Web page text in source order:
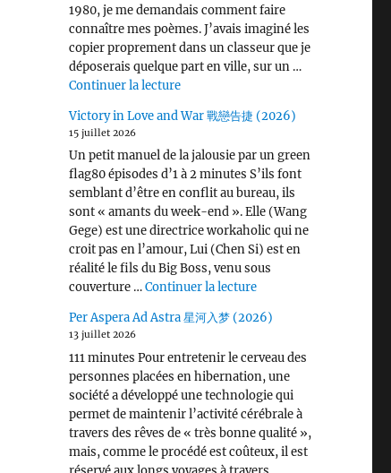
1980, je me demandais comment faire
connaître mes poèmes. J’avais imaginé les
copier proprement dans un classeur que je
déposerais quelque part en ville, sur un …
Continuer la lecturede « Wang Chu Ran 王楚然 I ♡ U »
Victory in Love and War 戰戀告捷 (2026)
15 juillet 2026
Un petit manuel de la jalousie par un green
flag80 épisodes d’1 à 2 minutes S’ils font
semblant d’être en conflit au bureau, ils
sont « amants du week-end ». Elle (Wang
Gege) est une directrice workaholic qui ne
croit pas en l’amour, Lui (Chen Si) est en
réalité le fils du Big Boss, venu sous
couverture …Continuer la lecturede « Victory in Love
Per Aspera Ad Astra 星河入梦 (2026)
13 juillet 2026
111 minutes Pour entretenir le cerveau des
personnes placées en hibernation, une
société a développé une technologie qui
permet de maintenir l’activité cérébrale à
travers des rêves de « très bonne qualité »,
mais, comme le procédé est coûteux, il est